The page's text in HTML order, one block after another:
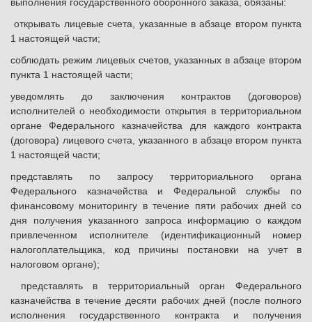
выполнения государственного оборонного заказа, обязаны:
открывать лицевые счета, указанные в абзаце втором пункта
1 настоящей части;
соблюдать режим лицевых счетов, указанных в абзаце втором
пункта 1 настоящей части;
уведомлять до заключения контрактов (договоров)
исполнителей о необходимости открытия в территориальном
органе Федерального казначейства для каждого контракта
(договора) лицевого счета, указанного в абзаце втором пункта
1 настоящей части;
представлять по запросу территориального органа
Федерального казначейства и Федеральной службы по
финансовому мониторингу в течение пяти рабочих дней со
дня получения указанного запроса информацию о каждом
привлеченном исполнителе (идентификационный номер
налогоплательщика, код причины постановки на учет в
налоговом органе);
представлять в территориальный орган Федерального
казначейства в течение десяти рабочих дней (после полного
исполнения государственного контракта и получения